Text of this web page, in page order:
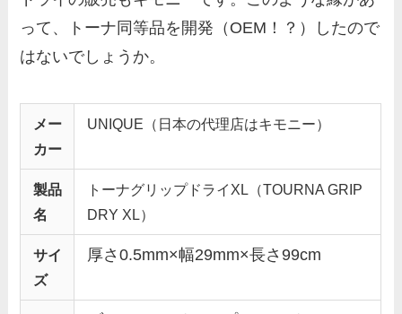
って、トーナ同等品を開発（OEM！？）したので
はないでしょうか。
メー
カー
UNIQUE（日本の代理店はキモニー）
製品
名
トーナグリップドライXL（TOURNA GRIP
DRY XL）
サイ
ズ
厚さ0.5mm×幅29mm×長さ99cm